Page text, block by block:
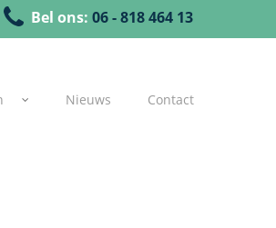
Bel ons: 06 - 818 464 13
Nieuws Contact